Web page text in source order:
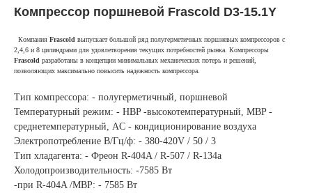
Компрессор поршневой Frascold D3-15.1Y
Компания Frascold выпускает большой ряд полугерметичных поршневых компрессоров с
2,4,6 и 8 цилиндрами для удовлетворения текущих потребностей рынка. Компрессоры
Frascold разработаны в концепции минимальных механических потерь и решений,
позволяющих максимально повысить надежность компрессора.
Тип компрессора: - полугерметичный, поршневой
Температурный режим: - HBP -высокотемпературный, MBP -
среднетемпературный, AC - кондиционирование воздуха
Электропотребление В/Гц/ф: - 380-420V / 50 / 3
Тип хладагента: - Фреон R-404A / R-507 / R-134a
Холодопроизводительность: -7585 Вт
-при R-404A /MBP: - 7585 Вт